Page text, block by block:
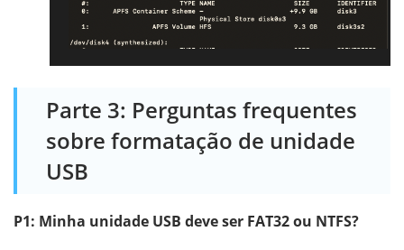
Parte 3: Perguntas frequentes
sobre formatação de unidade
USB
P1: Minha unidade USB deve ser FAT32 ou NTFS?